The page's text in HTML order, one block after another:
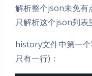
解析整个json未免有
只解析这个json列表
history文件中第一
只有一行)：